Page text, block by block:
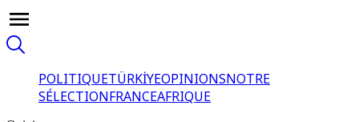
POLITIQUETÜRKİYEOPINIONSNOTRE
SÉLECTIONFRANCEAFRIQUE